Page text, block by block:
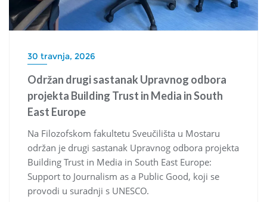
30 travnja, 2026
Održan drugi sastanak Upravnog odbora
projekta Building Trust in Media in South
East Europe
Na Filozofskom fakultetu Sveučilišta u Mostaru
održan je drugi sastanak Upravnog odbora projekta
Building Trust in Media in South East Europe:
Support to Journalism as a Public Good, koji se
provodi u suradnji s UNESCO.